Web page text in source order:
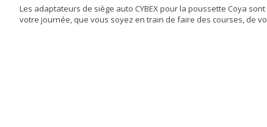
Les adaptateurs de siège auto CYBEX pour la poussette Coya
votre journée, que vous soyez en train de faire des courses, de